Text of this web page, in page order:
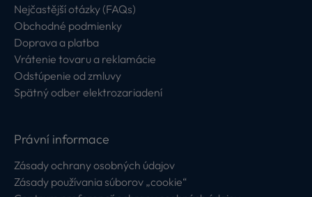
Nejčastější otázky (FAQs)
Obchodné podmienky
Doprava a platba
Vrátenie tovaru a reklamácie
Odstúpenie od zmluvy
Spätný odber elektrozariadení
Právní informace
Zásady ochrany osobných údajov
Zásady používania súborov „cookie“